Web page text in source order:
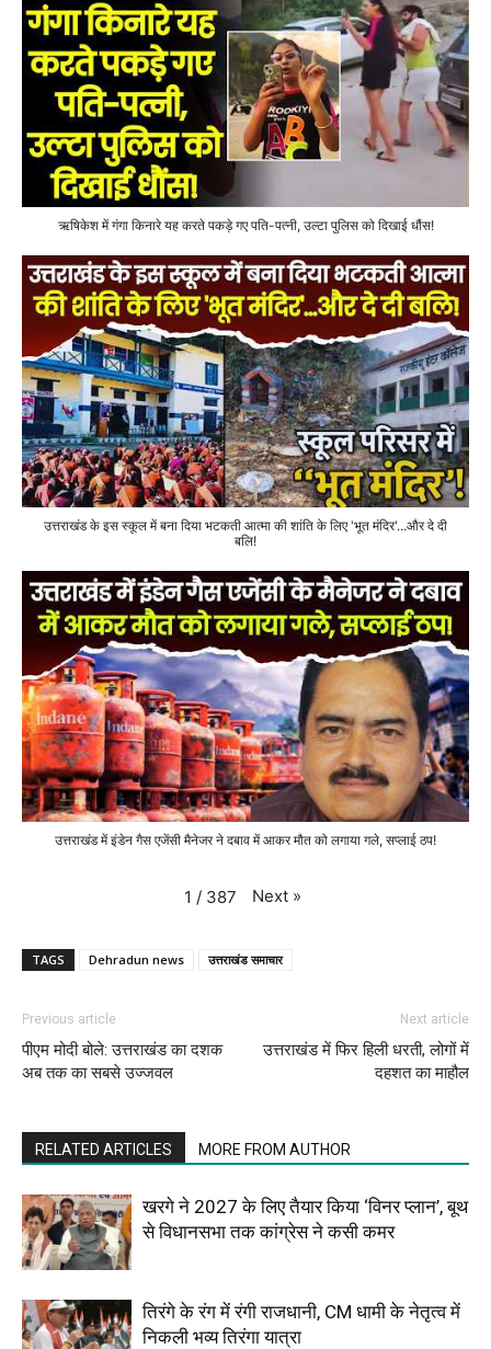
ऋषिकेश में गंगा किनारे यह करते पकड़े गए पति-पत्नी, उल्टा पुलिस को दिखाई धौंस!
उत्तराखंड के इस स्कूल में बना दिया भटकती आत्मा की शांति के लिए 'भूत मंदिर'...और दे दी
बलि!
उत्तराखंड में इंडेन गैस एजेंसी मैनेजर ने दबाव में आकर मौत को लगाया गले, सप्लाई ठप!
1 / 387 Next »
TAGS Dehradun news उत्तराखंड समाचार
Previous article
पीएम मोदी बोले: उत्तराखंड का दशक
अब तक का सबसे उज्जवल
Next article
उत्तराखंड में फिर हिली धरती, लोगों में
दहशत का माहौल
RELATED ARTICLES MORE FROM AUTHOR
खरगे ने 2027 के लिए तैयार किया ‘विनर प्लान’, बूथ
से विधानसभा तक कांग्रेस ने कसी कमर
तिरंगे के रंग में रंगी राजधानी, CM धामी के नेतृत्व में
निकली भव्य तिरंगा यात्रा